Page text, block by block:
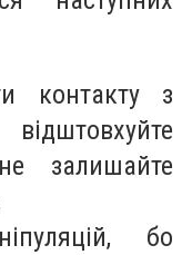
контакту з
залишайте
бо